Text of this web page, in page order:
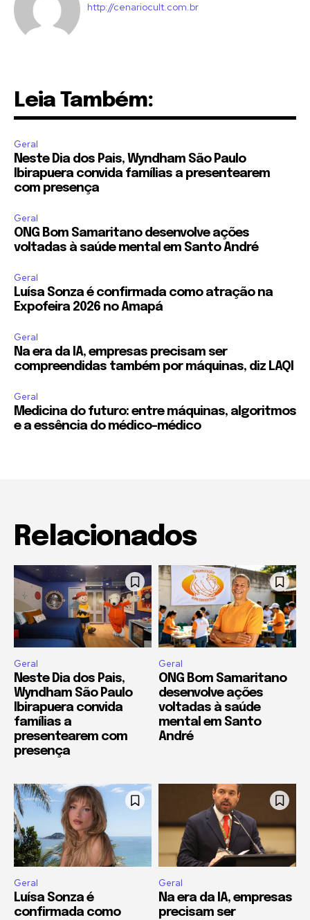
http://cenariocult.com.br
Leia Também:
Geral
Neste Dia dos Pais, Wyndham São Paulo
Ibirapuera convida famílias a presentearem
com presença
Geral
ONG Bom Samaritano desenvolve ações
voltadas à saúde mental em Santo André
Geral
Luísa Sonza é confirmada como atração na
Expofeira 2026 no Amapá
Geral
Na era da IA, empresas precisam ser
compreendidas também por máquinas, diz LAQI
Geral
Medicina do futuro: entre máquinas, algoritmos
e a essência do médico-médico
Relacionados
Geral
Neste Dia dos Pais,
Wyndham São Paulo
Ibirapuera convida
famílias a
presentearem com
presença
Geral
ONG Bom Samaritano
desenvolve ações
voltadas à saúde
mental em Santo
André
Geral
Luísa Sonza é
confirmada como
Geral
Na era da IA, empresas
precisam ser